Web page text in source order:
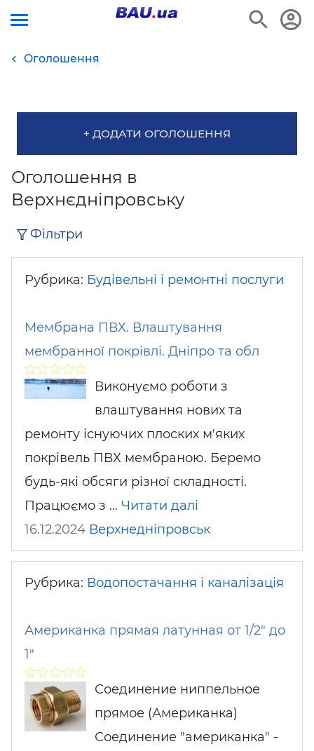
Оголошення
+ ДОДАТИ ОГОЛОШЕННЯ
Оголошення в
Верхнєдніпровську
Фільтри
Рубрика: Будівельні і ремонтні послуги
Мембрана ПВХ. Влаштування
мембранної покрівлі. Дніпро та обл
Виконуємо роботи з
влаштування нових та
ремонту існуючих плоских м'яких
покрівель ПВХ мембраною. Беремо
будь-які обсяги різної складності.
Працюємо з … Читати далі
16.12.2024 Верхнедніпровськ
Рубрика: Водопостачання і каналізація
Американка прямая латунная от 1/2" до
1"
Соединение ниппельное
прямое (Американка)
Соединение "американка" -